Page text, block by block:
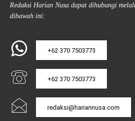
Redaksi Harian Nusa dapat dihubungi
dibawah ini:
+62 370 7503773
+62 370 7503773
redaksi@hariannusa.com